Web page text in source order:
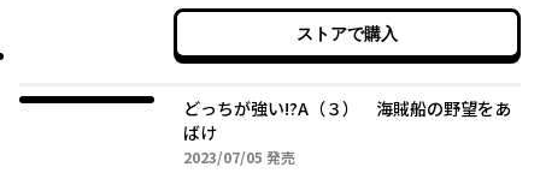
ストアで購入
どっちが強い!?A（３） 海賊船の野望をあ
ばけ
2023/07/05 2023年07月05日
発売